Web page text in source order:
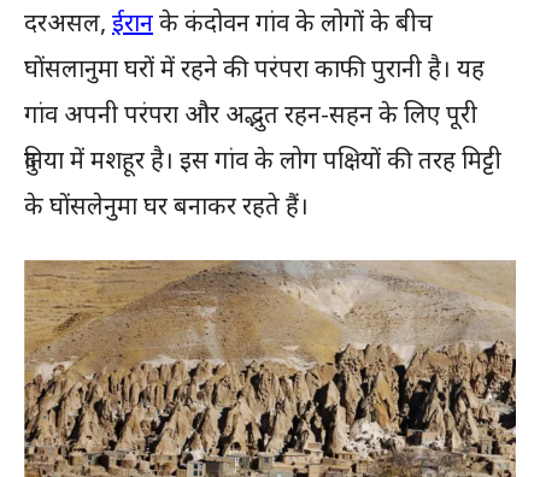
दरअसल, ईरानके कंदोवन गांव के लोगों के बीच
घोंसलानुमा घरों में रहने की परंपरा काफी पुरानी है। यह
गांव अपनी परंपरा और अद्भुत रहन-सहन के लिए पूरी
दुनिया में मशहूर है। इस गांव के लोग पक्षियों की तरह मिट्टी
के घोंसलेनुमा घर बनाकर रहते हैं।